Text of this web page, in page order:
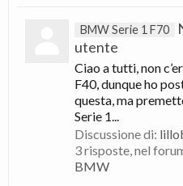
BMW Serie 1 F70
utente
Ciao a tutti, non
F40, dunque ho
questa, ma
Serie 1...
Discussione di:
3 risposte, nel
BMW